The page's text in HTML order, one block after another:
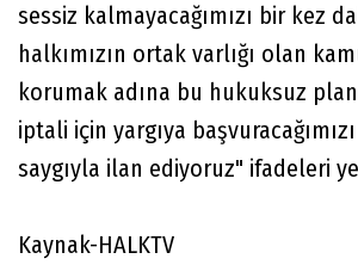
sessiz kalmayacağımızı bir kez
halkımızın ortak varlığı olan
korumak adına bu hukuksuz
iptali için yargıya
saygıyla ilan ediyoruz" ifadeleri
Kaynak-HALKTV